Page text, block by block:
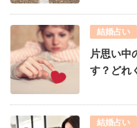
結婚占い
片思い中
す？どれ
結婚占い